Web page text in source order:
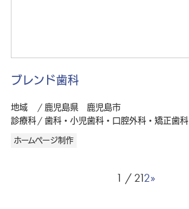
ブレンド歯科
地域
鹿児島県 鹿児島市
診療科
歯科・小児歯科・口腔外科・矯正歯科
ホームページ制作
1 / 212»